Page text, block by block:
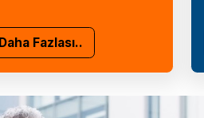
Daha Fazlası..